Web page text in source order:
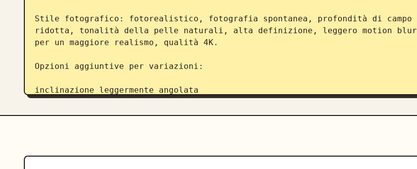
Stile fotografico: fotorealistico, fotografia spontanea, profondità di campo
ridotta, tonalità della pelle naturali, alta definizione, leggero motion blur
per un maggiore realismo, qualità 4K.
Opzioni aggiuntive per variazioni:
inclinazione leggermente angolata
riflessi sulla vetrina